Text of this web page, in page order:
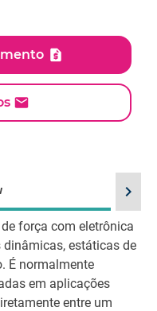
força com eletrônica
estáticas de
É normalmente
em aplicações
entre um
chevron_right